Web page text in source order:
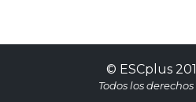
© ESCplus
Todos los